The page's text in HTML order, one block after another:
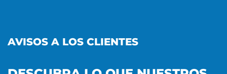
AVISOS A LOS CLIENTES